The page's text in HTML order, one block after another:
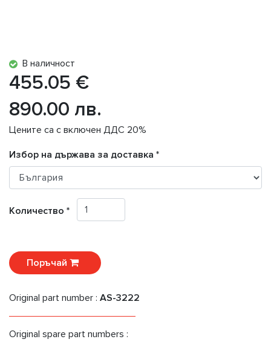
В наличност
455.05 €
890.00 лв.
Цените са с включен ДДС 20%
Избор на държава за доставка *
Количество *
Поръчай
Original part number : AS-3222
Original spare part numbers :